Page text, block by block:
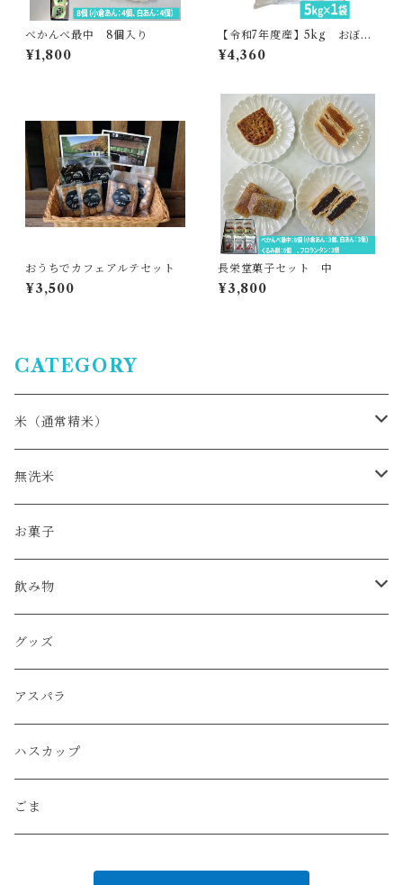
べかんべ最中 8個入り
¥1,800
【令和7年度産】5kg おぼろ
づき・貞広農場
¥4,360
おうちでカフェアルテセット
¥3,500
長栄堂菓子セット 中
¥3,800
CATEGORY
米（通常精米）
おぼろづき
ゆめぴりか
ふっくりんこ
ななつぼし
とりめしセット
無洗米
ゆめぴりか
ななつぼし
お菓子
飲み物
トマトジュース
コーヒー
グッズ
アスパラ
ハスカップ
ごま